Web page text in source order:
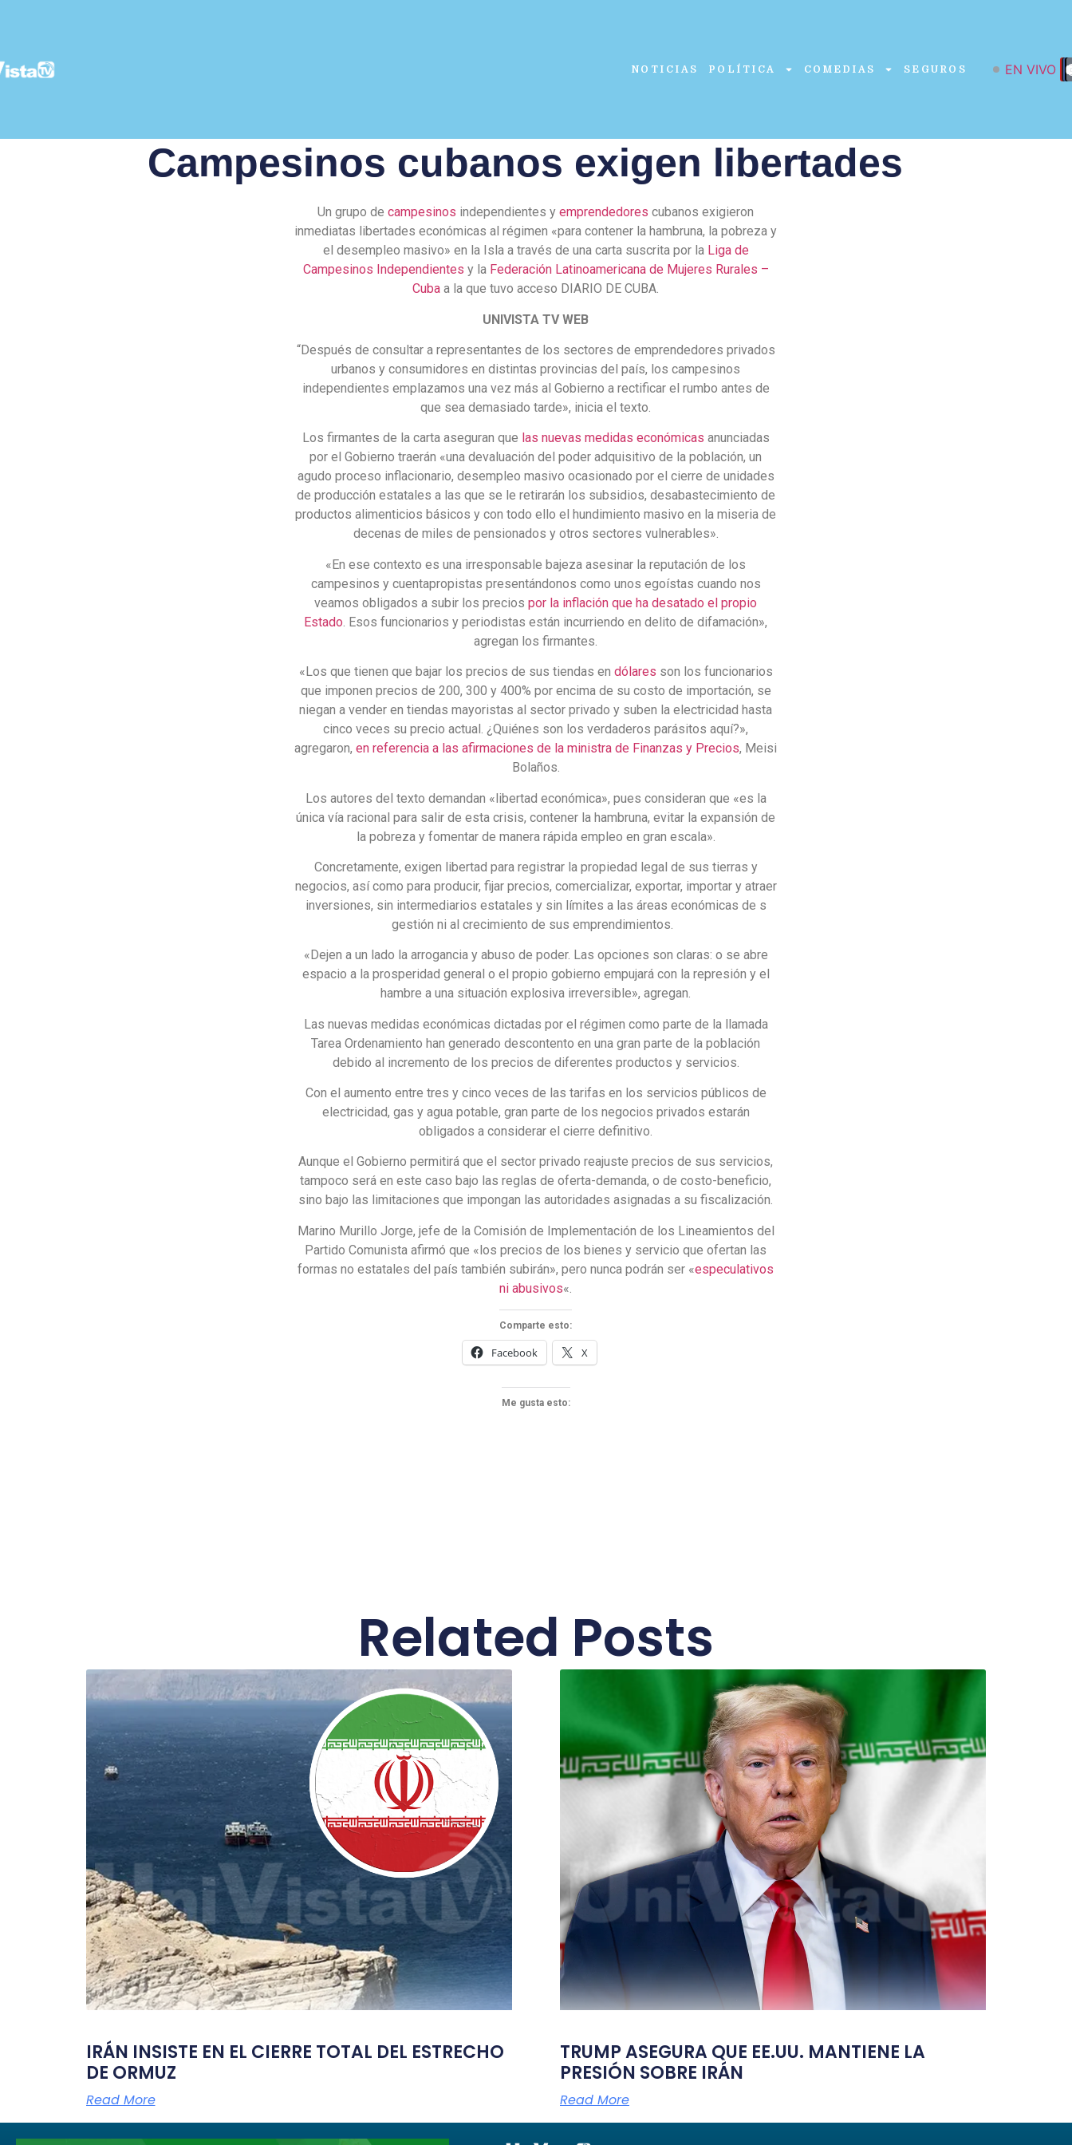
NOTICIAS POLÍTICA COMEDIAS SEGUROS EN VIVO
Campesinos cubanos exigen libertades
Un grupo decampesinos independientes yemprendedores cubanos exigieron
inmediatas libertades económicas al régimen «para contener la hambruna, la pobreza y
el desempleo masivo» en la Isla a través de una carta suscrita por la Liga de
Campesinos Independientes y la Federación Latinoamericana de Mujeres Rurales –
Cuba a la que tuvo acceso DIARIO DE CUBA.
UNIVISTA TV WEB
“Después de consultar a representantes de los sectores de emprendedores privados
urbanos y consumidores en distintas provincias del país, los campesinos
independientes emplazamos una vez más al Gobierno a rectificar el rumbo antes de
que sea demasiado tarde», inicia el texto.
Los firmantes de la carta aseguran que las nuevas medidas económicas anunciadas
por el Gobierno traerán «una devaluación del poder adquisitivo de la población, un
agudo proceso inflacionario, desempleo masivo ocasionado por el cierre de unidades
de producción estatales a las que se le retirarán los subsidios, desabastecimiento de
productos alimenticios básicos y con todo ello el hundimiento masivo en la miseria de
decenas de miles de pensionados y otros sectores vulnerables».
«En ese contexto es una irresponsable bajeza asesinar la reputación de los
campesinos y cuentapropistas presentándonos como unos egoístas cuando nos
veamos obligados a subir los preciospor la inflación que ha desatado el propio
Estado . Esos funcionarios y periodistas están incurriendo en delito de difamación»,
agregan los firmantes.
«Los que tienen que bajar los precios de sus tiendas en dólares son los funcionarios
que imponen precios de 200, 300 y 400% por encima de su costo de importación, se
niegan a vender en tiendas mayoristas al sector privado y suben la electricidad hasta
cinco veces su precio actual. ¿Quiénes son los verdaderos parásitos aquí?»,
agregaron,en referencia a las afirmaciones de la ministra de Finanzas y Precios, Meisi
Bolaños.
Los autores del texto demandan «libertad económica», pues consideran que «es la
única vía racional para salir de esta crisis, contener la hambruna, evitar la expansión de
la pobreza y fomentar de manera rápida empleo en gran escala».
Concretamente, exigen libertad para registrar la propiedad legal de sus tierras y
negocios, así como para producir, fijar precios, comercializar, exportar, importar y atraer
inversiones, sin intermediarios estatales y sin límites a las áreas económicas de s
gestión ni al crecimiento de sus emprendimientos.
«Dejen a un lado la arrogancia y abuso de poder. Las opciones son claras: o se abre
espacio a la prosperidad general o el propio gobierno empujará con la represión y el
hambre a una situación explosiva irreversible», agregan.
Las nuevas medidas económicas dictadas por el régimen como parte de la llamada
Tarea Ordenamiento han generado descontento en una gran parte de la población
debido al incremento de los precios de diferentes productos y servicios.
Con el aumento entre tres y cinco veces de las tarifas en los servicios públicos de
electricidad, gas y agua potable, gran parte de los negocios privados estarán
obligados a considerar el cierre definitivo.
Aunque el Gobierno permitirá que el sector privado reajuste precios de sus servicios,
tampoco será en este caso bajo las reglas de oferta-demanda, o de costo-beneficio,
sino bajo las limitaciones que impongan las autoridades asignadas a su fiscalización.
Marino Murillo Jorge, jefe de la Comisión de Implementación de los Lineamientos del
Partido Comunista afirmó que «los precios de los bienes y servicio que ofertan las
formas no estatales del país también subirán», pero nunca podrán ser «especulativos
ni abusivos«.
Comparte esto:
Facebook X
Me gusta esto:
Related Posts
IRÁN INSISTE EN EL CIERRE TOTAL DEL ESTRECHO
DE ORMUZ
Read More
TRUMP ASEGURA QUE EE.UU. MANTIENE LA
PRESIÓN SOBRE IRÁN
Read More